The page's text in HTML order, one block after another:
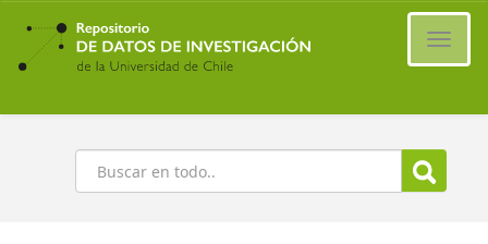
Ir
contenido
principal
Buscar